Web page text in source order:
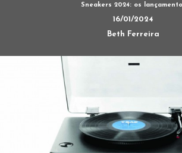
Sneakers 2024: os
16/01/2024
Beth Ferreira